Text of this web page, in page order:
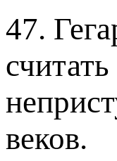
47.
веков.